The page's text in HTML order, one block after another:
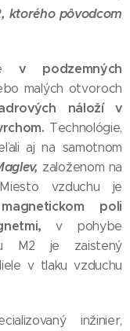
ktorého pôvodcom
v podzemných
malých otvoroch
náloží v
Technológie,
aj na samotnom
založenom na
vzduchu je
poli
v pohybe
M2 je zaistený
v tlaku vzduchu
inžinier,